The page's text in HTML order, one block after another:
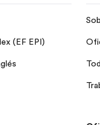
(EF EPI)